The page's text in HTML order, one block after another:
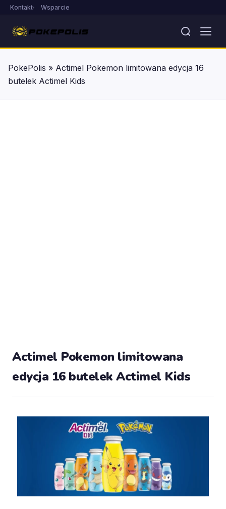
Kontakt Wsparcie
PokePolis » Actimel Pokemon limitowana edycja 16
butelek Actimel Kids
Actimel Pokemon limitowana
edycja 16 butelek Actimel Kids